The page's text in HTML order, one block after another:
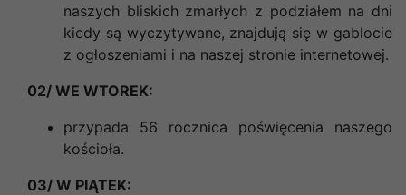
naszych bliskich zmarłych z podziałem na dni
kiedy są wyczytywane, znajdują się w gablocie
z ogłoszeniami i na naszej stronie internetowej.
02/ WE WTOREK:
przypada 56 rocznica poświęcenia naszego
kościoła.
03/ W PIĄTEK: